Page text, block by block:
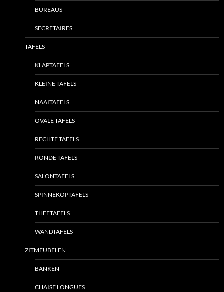
BUREAUS
SECRETAIRES
TAFELS
KLAPTAFELS
KLEINE TAFELS
NAAITAFELS
OVALE TAFELS
RECHTE TAFELS
RONDE TAFELS
SALONTAFELS
SPINNEKOPTAFELS
THEETAFELS
WANDTAFELS
ZITMEUBELEN
BANKEN
CHAISE LONGUES